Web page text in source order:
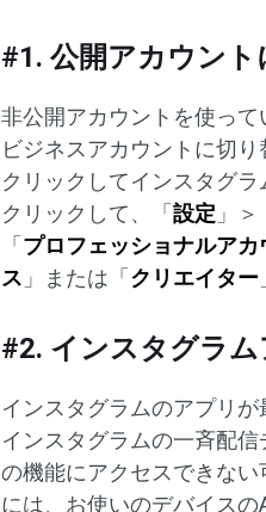
#1. 公開アカウント
非公開アカウントを使っ
ビジネスアカウントに切
クリックしてインスタグ
クリックして、「設定 」＞
「 プロフェッショナルア
ス 」または「 クリエイター
#2. インスタグラ
インスタグラムのアプリ
インスタグラムの一斉配
の機能にアクセスできな
には、お使いのデバイスの